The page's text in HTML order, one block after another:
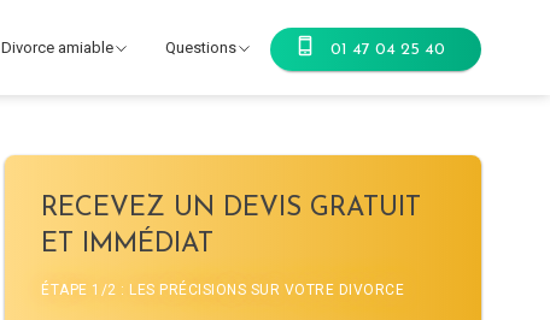
Divorce amiable Questions 01 47 04 25 40
RECEVEZ UN DEVIS GRATUIT
ET IMMÉDIAT
ÉTAPE 1/2 : LES PRÉCISIONS SUR VOTRE DIVORCE